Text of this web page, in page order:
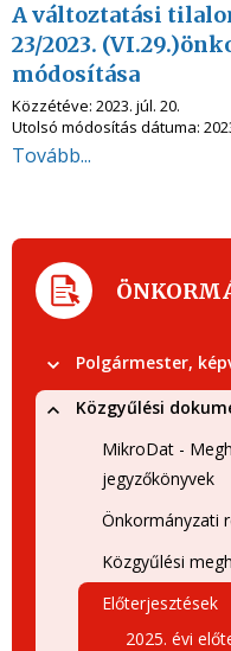
A változtatási
23/2023.
módosítása
Közzétéve: 2023. júl. 20.
Utolsó módosítás dátuma:
Tovább...
Polgármester,
Közgyűlési
MikroDat -
jegyzőkönyvek
Önkormányzati
Közgyűlési
Előterjesztések
2025. évi